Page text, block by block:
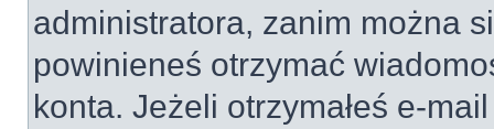
administratora, zanim można
powinieneś otrzymać
konta. Jeżeli otrzymałeś e-